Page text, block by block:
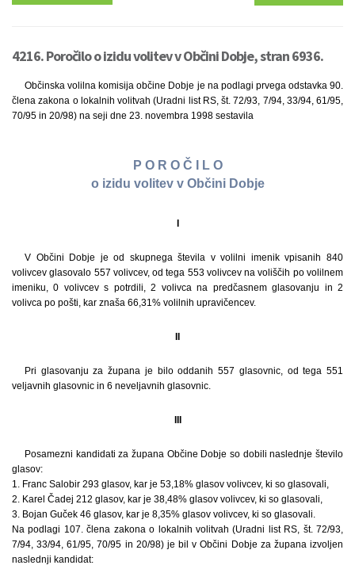
4216. Poročilo o izidu volitev v Občini Dobje, stran 6936.
Občinska volilna komisija občine Dobje je na podlagi prvega odstavka 90.
člena zakona o lokalnih volitvah (Uradni list RS, št. 72/93, 7/94, 33/94, 61/95,
70/95 in 20/98) na seji dne 23. novembra 1998 sestavila
P O R O Č I L O
o izidu volitev v Občini Dobje
I
V Občini Dobje je od skupnega števila v volilni imenik vpisanih 840
volivcev glasovalo 557 volivcev, od tega 553 volivcev na voliščih po volilnem
imeniku, 0 volivcev s potrdili, 2 volivca na predčasnem glasovanju in 2
volivca po pošti, kar znaša 66,31% volilnih upravičencev.
II
Pri glasovanju za župana je bilo oddanih 557 glasovnic, od tega 551
veljavnih glasovnic in 6 neveljavnih glasovnic.
III
Posamezni kandidati za župana Občine Dobje so dobili naslednje število
glasov:
1. Franc Salobir 293 glasov, kar je 53,18% glasov volivcev, ki so glasovali,
2. Karel Čadej 212 glasov, kar je 38,48% glasov volivcev, ki so glasovali,
3. Bojan Guček 46 glasov, kar je 8,35% glasov volivcev, ki so glasovali.
Na podlagi 107. člena zakona o lokalnih volitvah (Uradni list RS, št. 72/93,
7/94, 33/94, 61/95, 70/95 in 20/98) je bil v Občini Dobje za župana izvoljen
naslednji kandidat: